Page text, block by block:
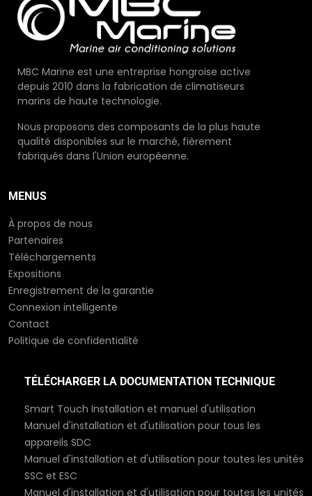
MBC Marine est une entreprise hongroise active
depuis 2010 dans la fabrication de climatiseurs
marins de haute technologie.
Nous proposons des composants de la plus haute
qualité disponibles sur le marché, fièrement
fabriqués dans l'Union européenne.
MENUS
À propos de nous
Partenaires
Téléchargements
Expositions
Enregistrement de la garantie
Connexion intelligente
Contact
Politique de confidentialité
TÉLÉCHARGER LA DOCUMENTATION TECHNIQUE
Smart Touch Installation et manuel d'utilisation
Manuel d'installation et d'utilisation pour tous les
appareils SDC
Manuel d'installation et d'utilisation pour toutes les unités
SSC et ESC
Manuel d'installation et d'utilisation pour toutes les unités